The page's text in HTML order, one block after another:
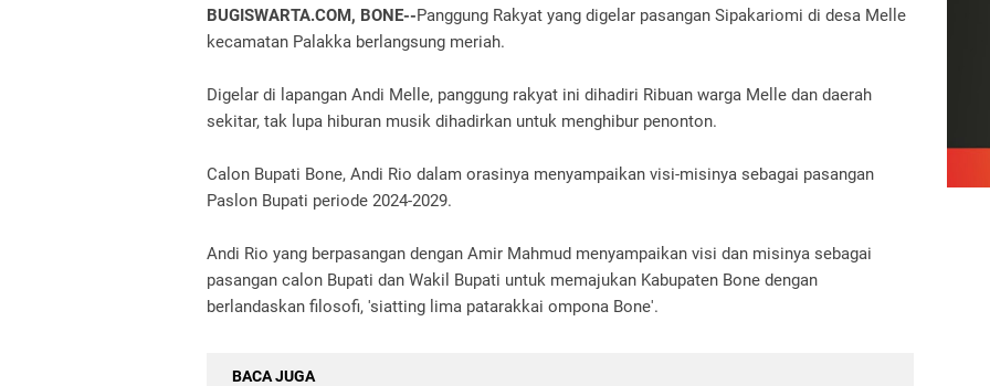
BUGISWARTA.COM, BONE--Panggung Rakyat yang digelar pasangan Sipakariomi di desa Melle
kecamatan Palakka berlangsung meriah.
Digelar di lapangan Andi Melle, panggung rakyat ini dihadiri Ribuan warga Melle dan daerah
sekitar, tak lupa hiburan musik dihadirkan untuk menghibur penonton.
Calon Bupati Bone, Andi Rio dalam orasinya menyampaikan visi-misinya sebagai pasangan
Paslon Bupati periode 2024-2029.
Andi Rio yang berpasangan dengan Amir Mahmud menyampaikan visi dan misinya sebagai
pasangan calon Bupati dan Wakil Bupati untuk memajukan Kabupaten Bone dengan
berlandaskan filosofi, 'siatting lima patarakkai ompona Bone'.
BACA JUGA